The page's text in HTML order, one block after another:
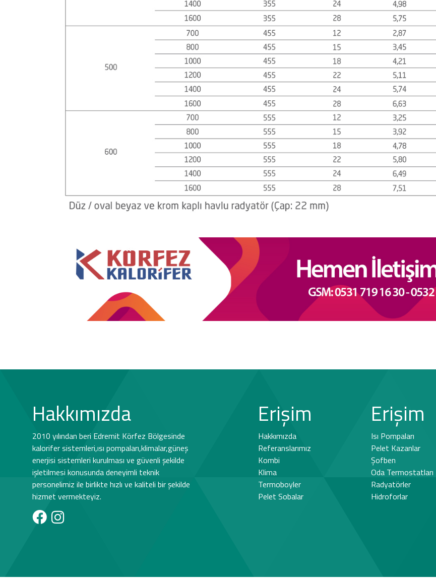
Hakkımızda
2010 yılından beri Edremit Körfez Bölgesinde
kalorifer sistemleri,ısı pompaları,klimalar,güneş
enerjisi sistemleri kurulması ve güvenli şekilde
işletilmesi konusunda deneyimli teknik
personelimiz ile birlikte hızlı ve kaliteli bir şekilde
hizmet vermekteyiz.
Erişim
Hakkımızda
Referanslarımız
Kombi
Klima
Termoboyler
Pelet Sobalar
Erişim
Isı Pompaları
Pelet Kazanlar
Şofben
Oda Termostatları
Radyatörler
Hidroforlar